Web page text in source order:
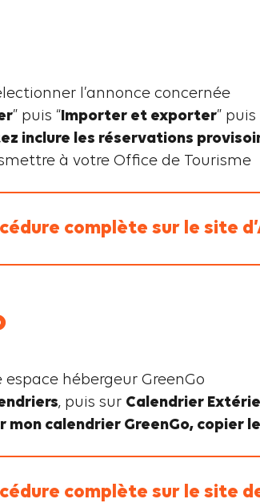
l’annonce concernée
” puis “Importer et exporter” puis
inclure les réservations
à votre Office de Tourisme
complète sur le site
hébergeur GreenGo
, puis sur Calendrier
mon calendrier GreenGo, copier
complète sur le site